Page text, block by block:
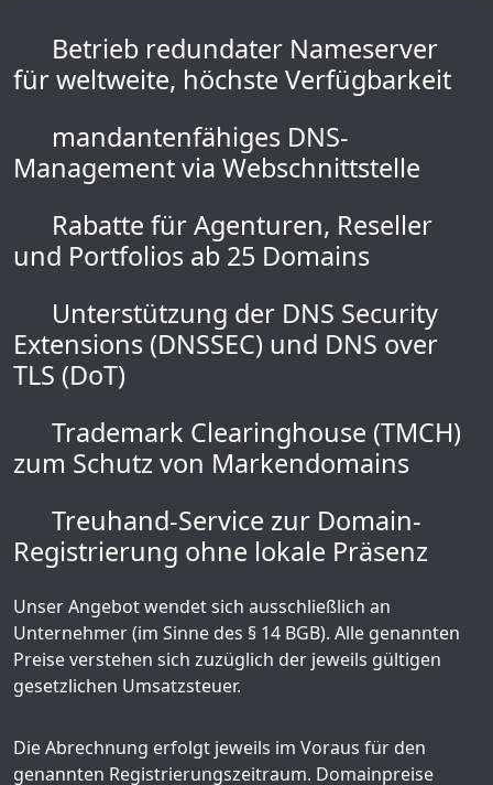
Betrieb redundater Nameserver
für weltweite, höchste Verfügbarkeit
mandantenfähiges DNS-
Management via Webschnittstelle
Rabatte für Agenturen, Reseller
und Portfolios ab 25 Domains
Unterstützung der DNS Security
Extensions (DNSSEC) und DNS over
TLS (DoT)
Trademark Clearinghouse (TMCH)
zum Schutz von Markendomains
Treuhand-Service zur Domain-
Registrierung ohne lokale Präsenz
Unser Angebot wendet sich ausschließlich an
Unternehmer (im Sinne des § 14 BGB). Alle genannten
Preise verstehen sich zuzüglich der jeweils gültigen
gesetzlichen Umsatzsteuer.
Die Abrechnung erfolgt jeweils im Voraus für den
genannten Registrierungszeitraum. Domainpreise